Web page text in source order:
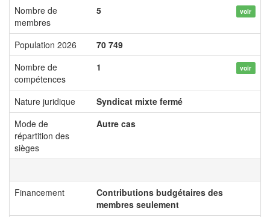
Nombre de
membres
5 voir
Population 2026
70 749
Nombre de
compétences
1 voir
Nature juridique
Syndicat mixte fermé
Mode de
répartition des
sièges
Autre cas
Financement
Contributions budgétaires des
membres seulement